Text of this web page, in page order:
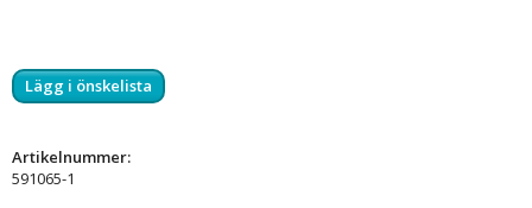
Lägg i önskelista
Artikelnummer:
591065-1